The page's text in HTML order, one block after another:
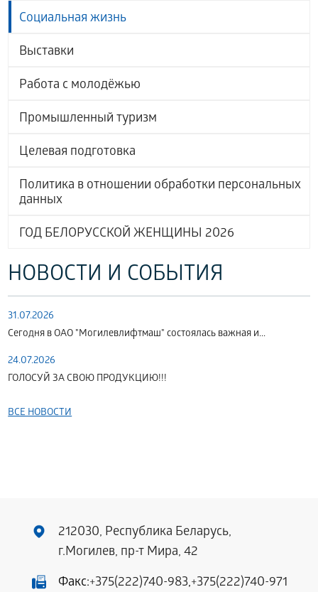
Социальная жизнь
Выставки
Работа с молодёжью
Промышленный туризм
Целевая подготовка
Политика в отношении обработки персональных
данных
ГОД БЕЛОРУССКОЙ ЖЕНЩИНЫ 2026
НОВОСТИ И СОБЫТИЯ
31.07.2026
Сегодня в ОАО "Могилевлифтмаш" состоялась важная и...
24.07.2026
ГОЛОСУЙ ЗА СВОЮ ПРОДУКЦИЮ!!!
ВСЕ НОВОСТИ
212030, Республика Беларусь,
г.Могилев, пр-т Мира, 42
Факс:+375(222)740-983,+375(222)740-971